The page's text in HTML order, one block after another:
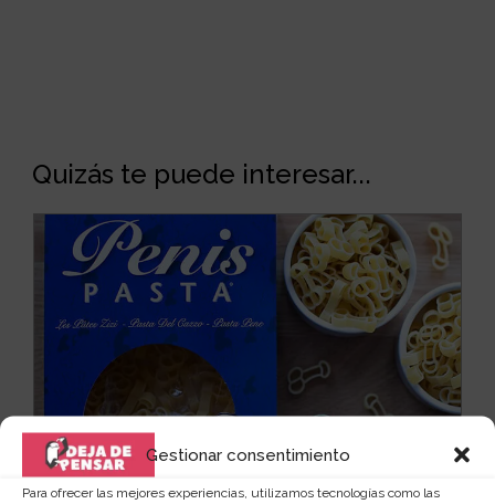
Gestionar consentimiento
Para ofrecer las mejores experiencias, utilizamos tecnologías como las
Quizás te puede interesar...